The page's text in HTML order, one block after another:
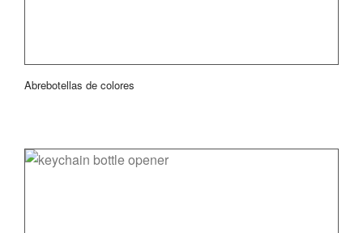
Abrebotellas de colores